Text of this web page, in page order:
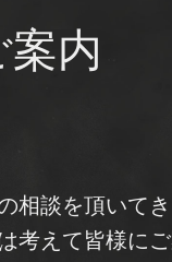
内
相談を頂いてき
考えて皆様に